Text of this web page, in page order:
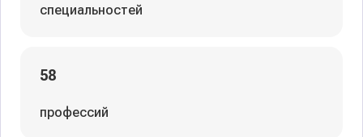
специальностей
58
профессий